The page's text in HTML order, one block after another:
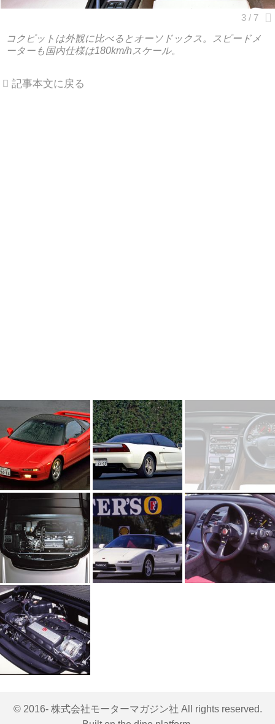
コクピットは外観に比べるとオーソドックス。スピードメ
ーターも国内仕様は180km/hスケール。
記事本文に戻る
© 2016- 株式会社モーターマガジン社 All rights reserved.